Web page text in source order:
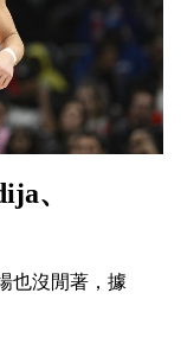
、
也沒閒著，據